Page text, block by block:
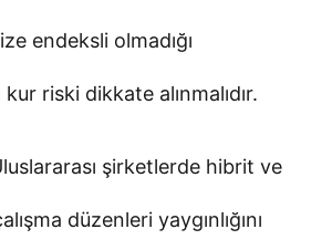
endeksli olmadığı
riski dikkate alınmalıdır.
şirketlerde hibrit ve
düzenleri yaygınlığını